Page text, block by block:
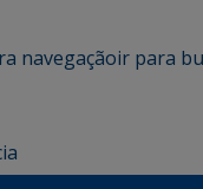
navegaçãoir para